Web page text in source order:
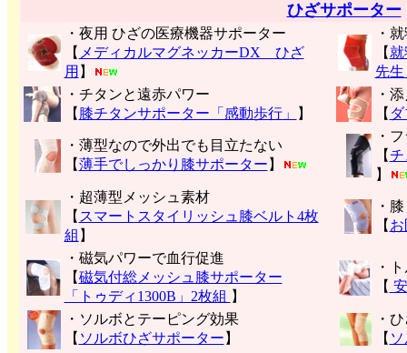
ひざサポーター
・夜用 ひざの医療機器サポーター
【 メディカルマグネッカーDX ひざ
用 】
・
【
先生
・チタンと遠赤パワー
【 膝チタンサポーター「感動歩行」 】
・
【
・薄型なので外出でも目立たない
【薄手でしっかり膝サポーター 】
・
【チ
】
・超薄型メッシュ素材
【 スマートスタイリッシュ膝ベルト4枚
組 】
・
【
・磁気パワーで血行促進
【磁気付総メッシュ膝サポーター
「トゥディ1300B」2枚組 】
・
【
・ソルボとテーピング効果
【 ソルボひざサポーター 】
・
【